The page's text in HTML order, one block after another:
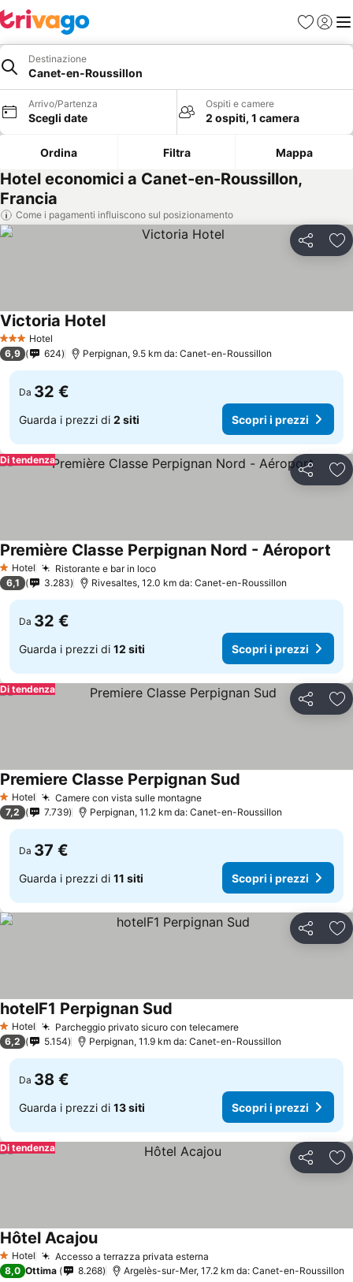
PreferitiAccedi
Destinazione
Canet-en-Roussillon
Arrivo/Partenza
Scegli date
Ospiti e camere
2 ospiti, 1 camera
Ordina Filtra Mappa
Hotel economici a Canet-en-Roussillon,
Francia
Come i pagamenti influiscono sul posizionamento
Condividi
3 StelleHotel
Victoria Hotel
6,9 624 Perpignan, 9.5 km da: Canet-en-Roussillon
Da 32 €
Guarda i prezzi di 2 siti Scopri i prezzi
Condividi
Di tendenza
1 Stelle
Hotel Ristorante e bar in loco
Première Classe Perpignan Nord - Aéroport
6,1 3.283 Rivesaltes, 12.0 km da: Canet-en-Roussillon
Da 32 €
Guarda i prezzi di 12 siti Scopri i prezzi
Condividi
Di tendenza
1 Stelle
Hotel Camere con vista sulle montagne
Premiere Classe Perpignan Sud
7,2 7.739 Perpignan, 11.2 km da: Canet-en-Roussillon
Da 37 €
Guarda i prezzi di 11 siti Scopri i prezzi
Condividi
1 Stelle
Hotel Parcheggio privato sicuro con telecamere
hotelF1 Perpignan Sud
6,2 5.154 Perpignan, 11.9 km da: Canet-en-Roussillon
Da 38 €
Guarda i prezzi di 13 siti Scopri i prezzi
Condividi
Di tendenza
1 Stelle
Hotel Accesso a terrazza privata esterna
Hôtel Acajou
8,0 Ottima 8.268 Argelès-sur-Mer, 17.2 km da: Canet-en-Roussillon